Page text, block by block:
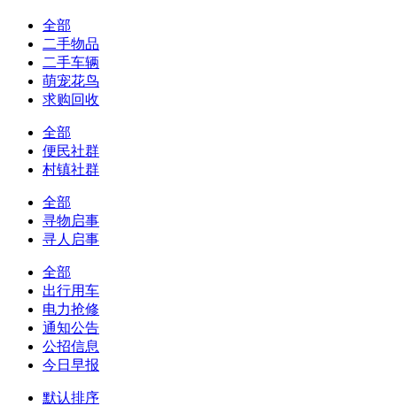
全部
二手物品
二手车辆
萌宠花鸟
求购回收
全部
便民社群
村镇社群
全部
寻物启事
寻人启事
全部
出行用车
电力抢修
通知公告
公招信息
今日早报
默认排序